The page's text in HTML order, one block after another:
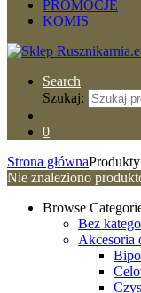
PROMOCJE
KOMIS
Search
Szukaj:
0
Strona główna
Nie znaleziono
Browse
Bez
Akcesoria